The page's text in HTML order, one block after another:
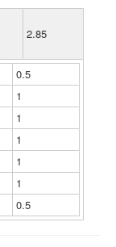
2.85
0.5
1
1
1
1
1
0.5